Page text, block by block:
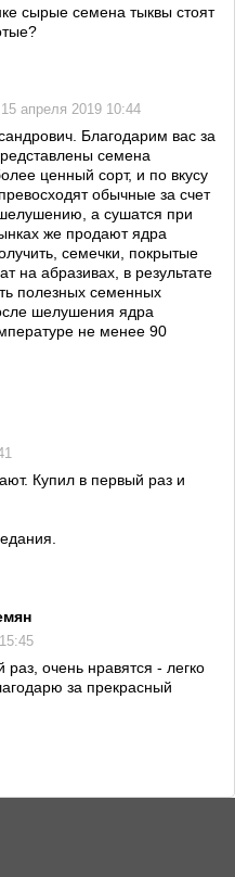
сырые семена тыквы стоят
15 апреля 2019 10:44
Благодарим вас за
семена
ценный сорт, и по вкусу
обычные за счет
а сушатся при
же продают ядра
семечки, покрытые
на абразивах, в результате
полезных семенных
шелушения ядра
не менее 90
Купил в первый раз и
очень нравятся - легко
за прекрасный